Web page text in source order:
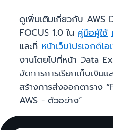
ดูเพิ่มเติมเกี่ยวกับ AWS
FOCUS 1.0 ใน คู่มือผู้ใช้
และที่ หน้าเว็บโปรเจกต์โ
งานโดยไปที่หน้า Data
จัดการการเรียกเก็บเงินแ
สร้างการส่งออกตาราง
AWS - ตัวอย่าง”